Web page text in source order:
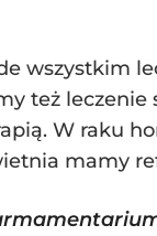
wszystkim
też
W raku
mamy